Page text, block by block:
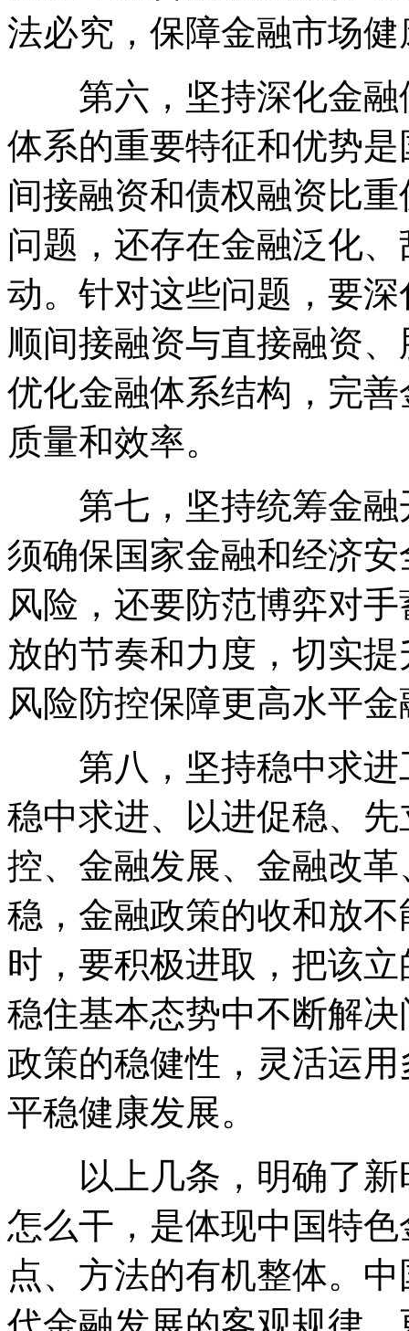
法必究，保障金融市场
第六，坚持深化金融
体系的重要特征和优势
间接融资和债权融资比
问题，还存在金融泛化
动。针对这些问题，要
顺间接融资与直接融资
优化金融体系结构，完
质量和效率。
第七，坚持统筹金融
须确保国家金融和经济
风险，还要防范博弈对
放的节奏和力度，切实
风险防控保障更高水平
第八，坚持稳中求进
稳中求进、以进促稳、
控、金融发展、金融改
稳，金融政策的收和放
时，要积极进取，把该
稳住基本态势中不断解
政策的稳健性，灵活运
平稳健康发展。
以上几条，明确了新
怎么干，是体现中国特
点、方法的有机整体。